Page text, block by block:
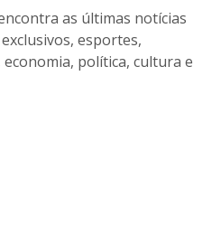
as últimas notícias
esportes,
política, cultura e